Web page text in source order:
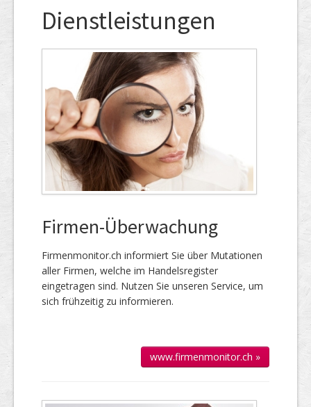
Dienstleistungen
Firmen-Überwachung
Firmenmonitor.ch informiert Sie über Mutationen
aller Firmen, welche im Handels­register
eingetragen sind. Nutzen Sie unseren Service, um
sich frühzeitig zu informieren.
www.firmenmonitor.ch »